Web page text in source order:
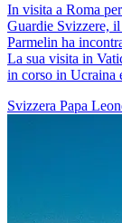
In visita a Roma
Guardie Svizzere,
Parmelin ha
La sua visita in
in corso in Ucraina
Svizzera Papa